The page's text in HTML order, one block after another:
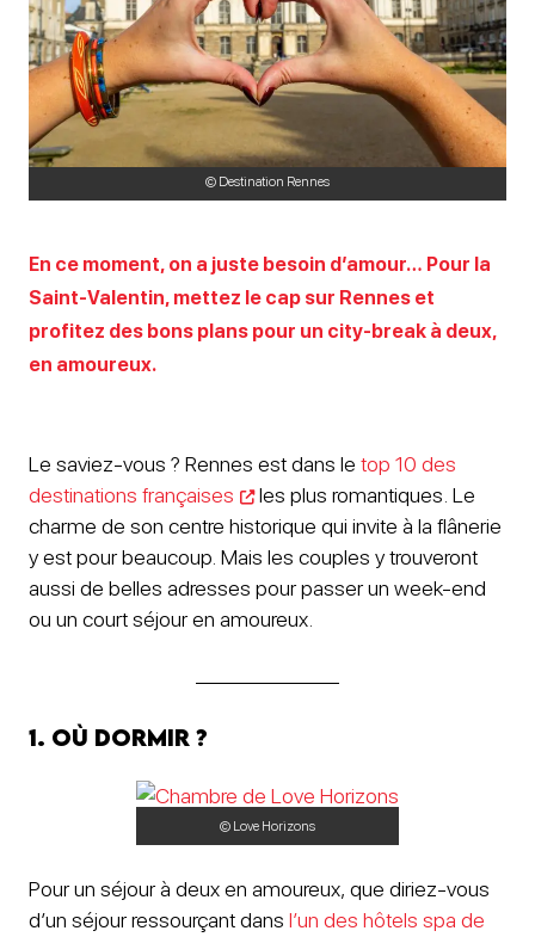
© Destination Rennes
En ce moment, on a juste besoin d’amour… Pour la
Saint-Valentin, mettez le cap sur Rennes et
profitez des bons plans pour un city-break à deux,
en amoureux.
Le saviez-vous ? Rennes est dans le top 10 des
destinations françaises
les plus romantiques. Le
charme de son centre historique qui invite à la flânerie
y est pour beaucoup. Mais les couples y trouveront
aussi de belles adresses pour passer un week-end
ou un court séjour en amoureux.
1. Où dormir ?
© Love Horizons
Pour un séjour à deux en amoureux, que diriez-vous
d’un séjour ressourçant dans l’un des hôtels spa de